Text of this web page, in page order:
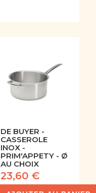
DE BUYER -
CASSEROLE
INOX -
PRIM'APPETY - Ø
AU CHOIX
23,60 €